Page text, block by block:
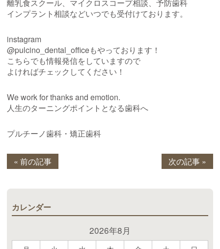
離乳食スクール、マイクロスコープ相談、予防歯科
インプラント相談などいつでも受付けております。
instagram
@pulcino_dental_officeもやっております！
こちらでも情報発信をしていますので
よければチェックしてください！
We work for thanks and emotion.
人生のターニングポイントとなる歯科へ
プルチーノ歯科・矯正歯科
« 前の記事 次の記事 »
カレンダー
2026年8月